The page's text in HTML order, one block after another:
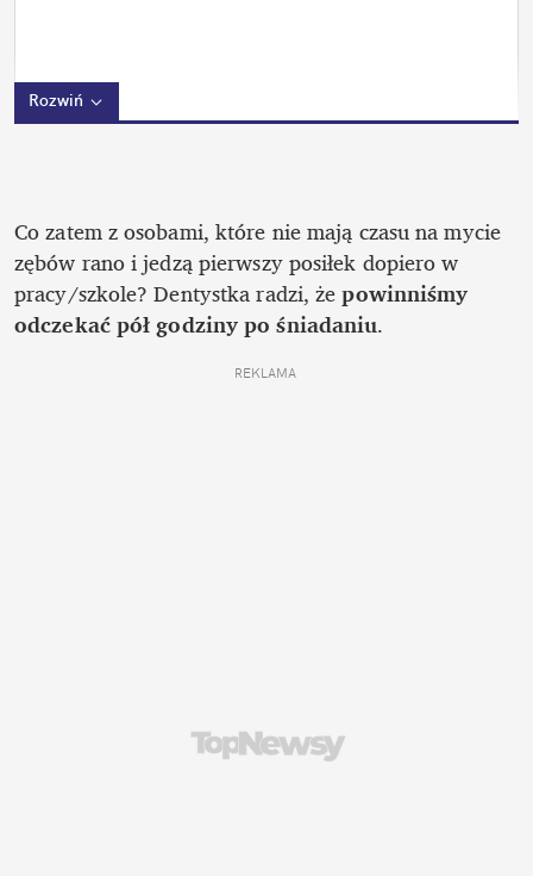
Rozwiń
Co zatem z osobami, które nie mają czasu na mycie
zębów rano i jedzą pierwszy posiłek dopiero w
pracy/szkole? Dentystka radzi, że powinniśmy
odczekać pół godziny po śniadaniu.
REKLAMA